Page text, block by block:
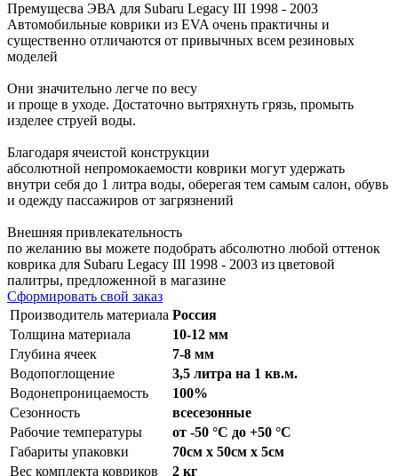
Премущесва ЭВА для Subaru Legacy III 1998 - 2003
Автомобильные коврики из EVA очень практичны и
существенно отличаются от привычных всем резиновых
моделей
Они значительно легче по весу
и проще в уходе. Достаточно вытряхнуть грязь, промыть
изделее струей воды.
Благодаря ячеистой конструкции
абсолютной непромокаемости коврики могут удержать
внутри себя до 1 литра воды, оберегая тем самым салон, обувь
и одежду пассажиров от загрязнений
Внешняя привлекательность
по желанию вы можете подобрать абсолютно любой оттенок
коврика для Subaru Legacy III 1998 - 2003 из цветовой
палитры, предложенной в магазине
Сформировать свой заказ
Производитель материала Россия
Толщина материала
10-12 мм
Глубина ячеек
7-8 мм
Водопоглощение
3,5 литра на 1 кв.м.
Водонепроницаемость
100%
Сезонность
всесезонные
Рабочие температуры
от -50 °С до +50 °С
Габариты упаковки
70см x 50см x 5см
Вес комплекта ковриков
2 кг